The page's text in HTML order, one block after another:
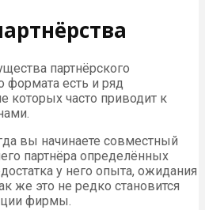
партнёрского
формата есть и ряд
которых часто приводит к
вы начинаете совместный
партнёра определённых
у него опыта, ожидания
же это не редко становится
фирмы.